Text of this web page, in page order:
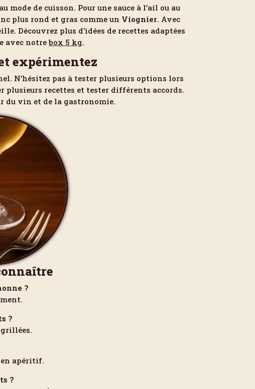
mode de cuisson. Pour une sauce à l’ail ou au
plus rond et gras comme un Viognier. Avec
Découvrez plus d’idées de recettes adaptées
avec notrebox 5 kg.
expérimentez
N’hésitez pas à tester plusieurs options lors
plusieurs recettes et tester différents accords.
du vin et de la gastronomie.
?
?
apéritif.
?